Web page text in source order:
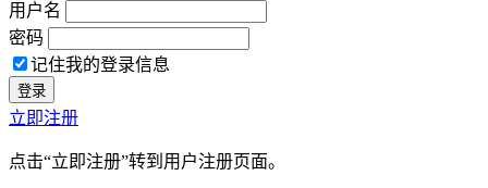
用户名
密码
记住我的登录信息
立即注册
点击“立即注册”转到用户注册页面。